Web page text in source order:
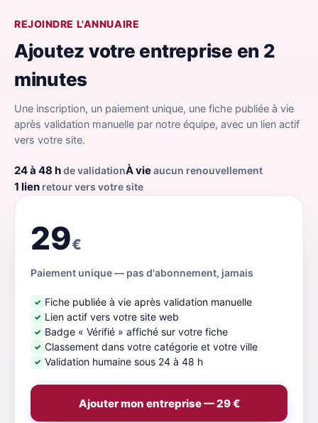
REJOINDRE L'ANNUAIRE
Ajoutez votre entreprise en 2
minutes
Une inscription, un paiement unique, une fiche publiée à vie
après validation manuelle par notre équipe, avec un lien actif
vers votre site.
24 à 48 hde validationÀ vieaucun renouvellement
1 lien retour vers votre site
29€
Paiement unique — pas d'abonnement, jamais
✓ Fiche publiée à vie après validation manuelle
✓ Lien actif vers votre site web
✓ Badge « Vérifié » affiché sur votre fiche
✓ Classement dans votre catégorie et votre ville
✓ Validation humaine sous 24 à 48 h
Ajouter mon entreprise — 29 €